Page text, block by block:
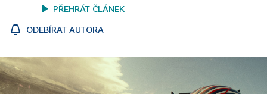
PŘEHRÁT ČLÁNEK
ODEBÍRAT AUTORA